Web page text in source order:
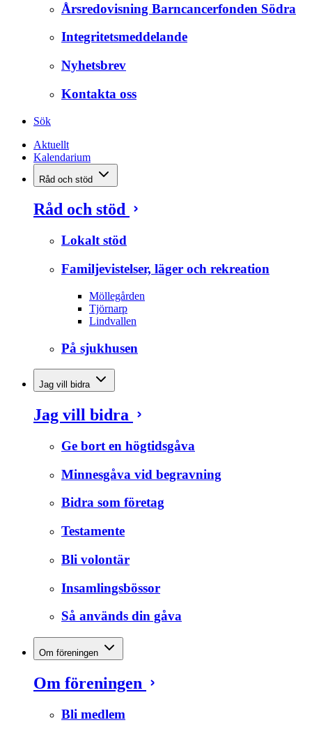
Årsredovisning Barncancerfonden Södra
Integritetsmeddelande
Nyhetsbrev
Kontakta oss
Sök
Aktuellt
Kalendarium
Råd och stöd
Råd och stöd
Lokalt stöd
Familjevistelser, läger och rekreation
Möllegården
Tjörnarp
Lindvallen
På sjukhusen
Jag vill bidra
Jag vill bidra
Ge bort en högtidsgåva
Minnesgåva vid begravning
Bidra som företag
Testamente
Bli volontär
Insamlingsbössor
Så används din gåva
Om föreningen
Om föreningen
Bli medlem